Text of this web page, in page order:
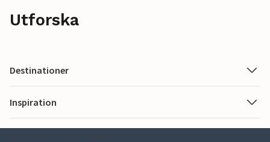
Utforska
Destinationer
Inspiration